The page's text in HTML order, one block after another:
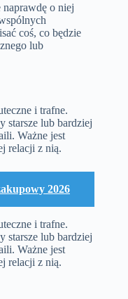
o niej
coś, co będzie
lub
i trafne.
starsze lub bardziej
Ważne jest
relacji z nią.
2026
i trafne.
starsze lub bardziej
Ważne jest
relacji z nią.